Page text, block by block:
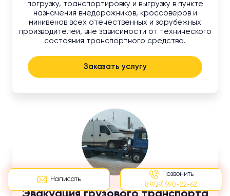
Написать
Позвонить
8 (929) 990-22-62
погрузку, транспортировку и выгрузку в пункте
назначения внедорожников, кроссоверов и
минивенов всех отечественных и зарубежных
производителей, вне зависимости от технического
состояния транспортного средства.
Заказать услугу